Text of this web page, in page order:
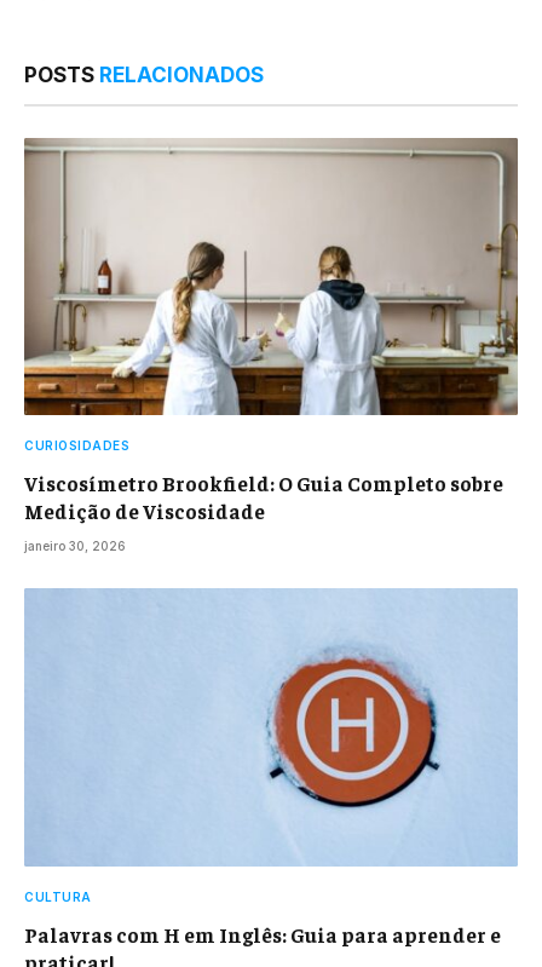
POSTS RELACIONADOS
CURIOSIDADES
Viscosímetro Brookfield: O Guia Completo sobre
Medição de Viscosidade
janeiro 30, 2026
CULTURA
Palavras com H em Inglês: Guia para aprender e